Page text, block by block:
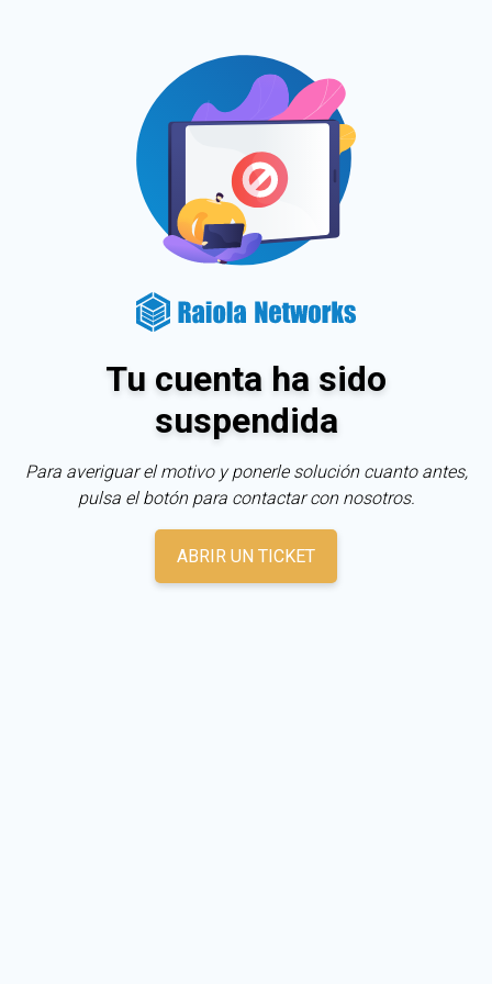
Tu cuenta ha sido
suspendida
Para averiguar el motivo y ponerle solución cuanto antes,
pulsa el botón para contactar con nosotros.
ABRIR UN TICKET